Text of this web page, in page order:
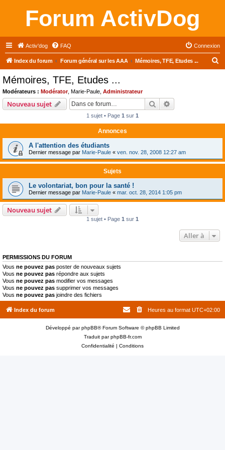
Forum ActivDog
Activ'dog FAQ Connexion
Index du forum Forum général sur les AAA Mémoires, TFE, Etudes ...
Mémoires, TFE, Etudes ...
Modérateurs : Modérator, Marie-Paule Administrateur
Nouveau sujet Rechercher
1 sujet • Page 1 sur 1
Annonces
A l'attention des étudiants
Dernier message par Marie-Paule « ven. nov. 28, 2008 12:27 am
Sujets
Le volontariat, bon pour la santé !
Dernier message par Marie-Paule « mar. oct. 28, 2014 1:05 pm
Nouveau sujet
1 sujet • Page 1 sur 1
Aller à
PERMISSIONS DU FORUM
Vous ne pouvez pas poster de nouveaux sujets
Vous ne pouvez pas répondre aux sujets
Vous ne pouvez pas modifier vos messages
Vous ne pouvez pas supprimer vos messages
Vous ne pouvez pas joindre des fichiers
Index du forum Heures au format UTC+02:00
Développé parphpBB® Forum Software © phpBB Limited
Traduit parphpBB-fr.com
Confidentialité | Conditions